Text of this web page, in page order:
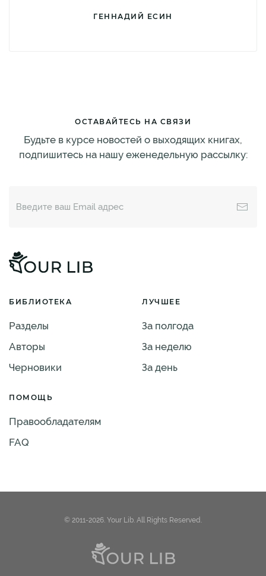
ГЕННАДИЙ ЕСИН
ОСТАВАЙТЕСЬ НА СВЯЗИ
Будьте в курсе новостей о выходящих книгах,
подпишитесь на нашу еженедельную рассылку:
БИБЛИОТЕКА
Разделы
Авторы
Черновики
ЛУЧШЕЕ
За полгода
За неделю
За день
ПОМОЩЬ
Правообладателям
FAQ
© 2011-2026. Your Lib. All Rights Reserved.